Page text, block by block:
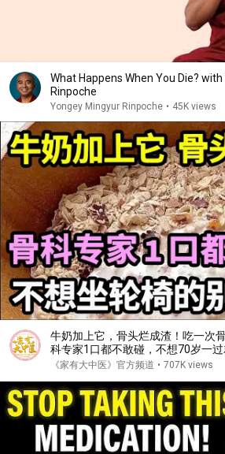
What Happens When You Die?
Rinpoche
Yongey Mingyur Rinpoche • 45K views
牛奶加上它，骨头烂成渣！吃一次
科专家1口都不敢碰，不想70岁一过
欢都要忌口！【家庭大医生】
《家有大中医》官方频道 • 707K views